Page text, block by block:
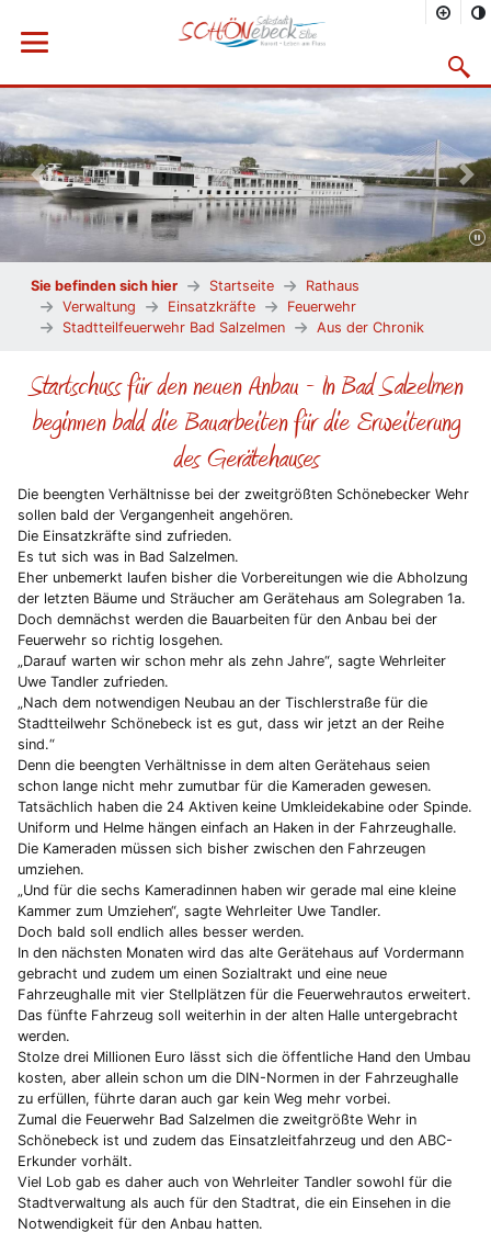
Menü öffnen
Vorheriges Bild
Sie befinden sich hier Startseite
Rathaus
Verwaltung
Einsatzkräfte
Feuerwehr
Stadtteilfeuerwehr Bad Salzelmen
Aus der Chronik
Startschuss für den neuen Anbau - In Bad Salzelmen
beginnen bald die Bauarbeiten für die Erweiterung
des Gerätehauses
Die beengten Verhältnisse bei der zweitgrößten Schönebecker Wehr
sollen bald der Vergangenheit angehören.
Die Einsatzkräfte sind zufrieden.
Es tut sich was in Bad Salzelmen.
Eher unbemerkt laufen bisher die Vorbereitungen wie die Abholzung
der letzten Bäume und Sträucher am Gerätehaus am Solegraben 1a.
Doch demnächst werden die Bauarbeiten für den Anbau bei der
Feuerwehr so richtig losgehen.
„Darauf warten wir schon mehr als zehn Jahre“, sagte Wehrleiter
Uwe Tandler zufrieden.
„Nach dem notwendigen Neubau an der Tischlerstraße für die
Stadtteilwehr Schönebeck ist es gut, dass wir jetzt an der Reihe
sind.“
Denn die beengten Verhältnisse in dem alten Gerätehaus seien
schon lange nicht mehr zumutbar für die Kameraden gewesen.
Tatsächlich haben die 24 Aktiven keine Umkleidekabine oder Spinde.
Uniform und Helme hängen einfach an Haken in der Fahrzeughalle.
Die Kameraden müssen sich bisher zwischen den Fahrzeugen
umziehen.
„Und für die sechs Kameradinnen haben wir gerade mal eine kleine
Kammer zum Umziehen“, sagte Wehrleiter Uwe Tandler.
Doch bald soll endlich alles besser werden.
In den nächsten Monaten wird das alte Gerätehaus auf Vordermann
gebracht und zudem um einen Sozialtrakt und eine neue
Fahrzeughalle mit vier Stellplätzen für die Feuerwehrautos erweitert.
Das fünfte Fahrzeug soll weiterhin in der alten Halle untergebracht
werden.
Stolze drei Millionen Euro lässt sich die öffentliche Hand den Umbau
kosten, aber allein schon um die DIN-Normen in der Fahrzeughalle
zu erfüllen, führte daran auch gar kein Weg mehr vorbei.
Zumal die Feuerwehr Bad Salzelmen die zweitgrößte Wehr in
Schönebeck ist und zudem das Einsatzleitfahrzeug und den ABC-
Erkunder vorhält.
Viel Lob gab es daher auch von Wehrleiter Tandler sowohl für die
Stadtverwaltung als auch für den Stadtrat, die ein Einsehen in die
Notwendigkeit für den Anbau hatten.